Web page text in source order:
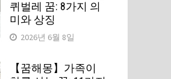
퀴벌레 꿈: 8가지 의
미와 상징
2026년 6월 8일
【꿈해몽】가족이